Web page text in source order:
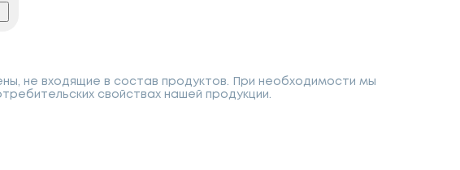
не входящие в состав продуктов. При необходимости мы
свойствах нашей продукции.